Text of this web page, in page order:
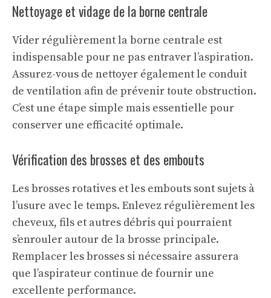
Nettoyage et vidage de la borne centrale
Vider régulièrement la borne centrale est
indispensable pour ne pas entraver l’aspiration.
Assurez-vous de nettoyer également le conduit
de ventilation afin de prévenir toute obstruction.
C’est une étape simple mais essentielle pour
conserver une efficacité optimale.
Vérification des brosses et des embouts
Les brosses rotatives et les embouts sont sujets à
l’usure avec le temps. Enlevez régulièrement les
cheveux, fils et autres débris qui pourraient
s’enrouler autour de la brosse principale.
Remplacer les brosses si nécessaire assurera
que l’aspirateur continue de fournir une
excellente performance.